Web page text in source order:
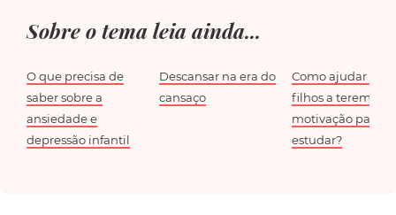
Sobre o tema leia ainda...
O que precisa de
saber sobre a
ansiedade e
depressão infantil
Descansar na era do
cansaço
Como ajudar os
filhos a terem
motivação para
estudar?